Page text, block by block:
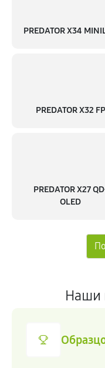
PREDATOR X34
PREDATOR X32 FP
PREDATOR X27
OLED
Наши